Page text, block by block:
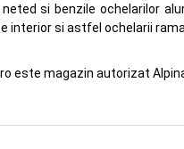
si benzile ochelarilor
si astfel ochelarii
este magazin autorizat